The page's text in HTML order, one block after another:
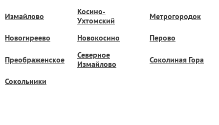
Измайлово
Косино-
Ухтомский
Метрогородок
Новогиреево Новокосино Перово
Преображенское
Северное
Измайлово
Соколиная Гора
Сокольники